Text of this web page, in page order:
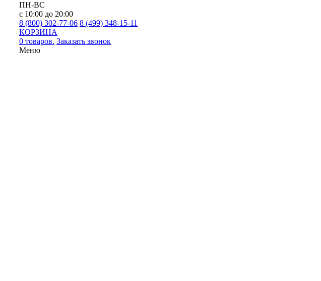
ПН-ВС
с 10:00 до 20:00
8 (800) 302-77-06 8 (499) 348-15-11
КОРЗИНА
0 товаров. Заказать звонок
Меню